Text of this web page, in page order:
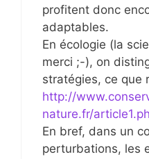
profitent donc
adaptables.
En écologie (la
merci ;-), on
stratégies, ce que
http://
nature.fr/
En bref, dans un
perturbations, les